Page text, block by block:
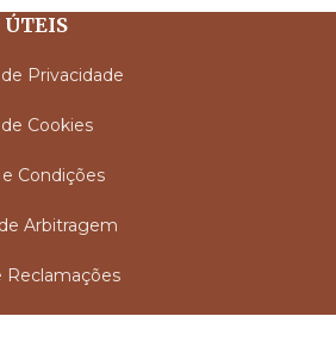
Privacidade
Cookies
Condições
Arbitragem
Reclamações